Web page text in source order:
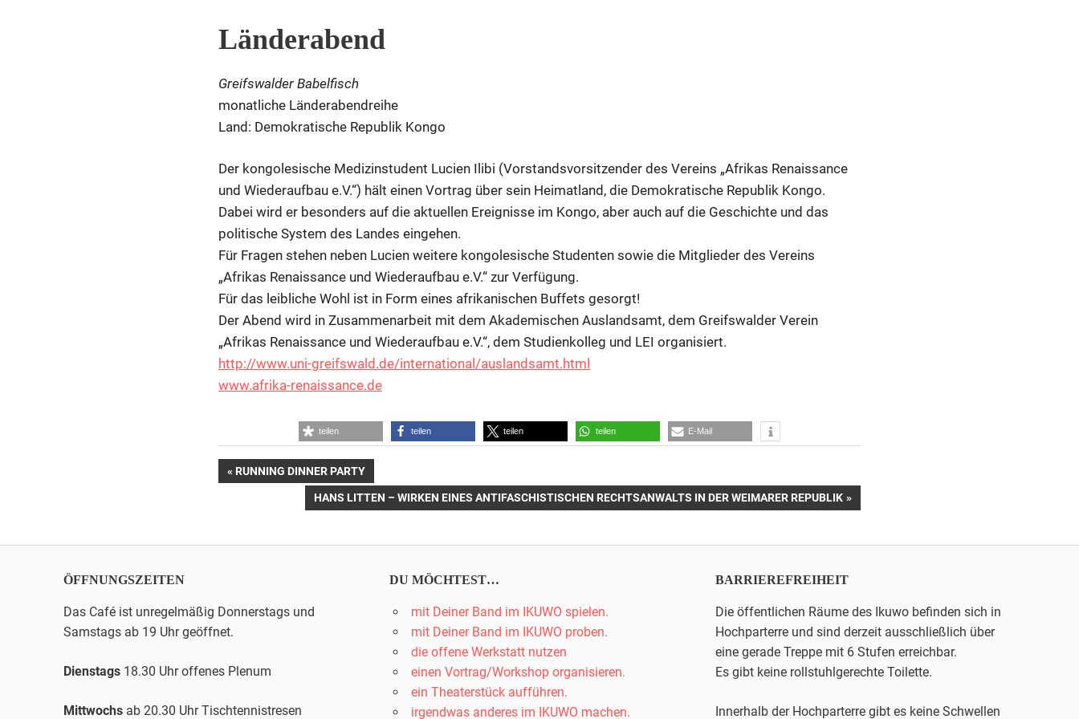
Allgemein
Länderabend
Greifswalder Babelfisch
monatliche Länderabendreihe
Land: Demokratische Republik Kongo
Der kongolesische Medizinstudent Lucien Ilibi (Vorstandsvorsitzender des Vereins „Afrikas Renaissance
und Wiederaufbau e.V.“) hält einen Vortrag über sein Heimatland, die Demokratische Republik Kongo.
Dabei wird er besonders auf die aktuellen Ereignisse im Kongo, aber auch auf die Geschichte und das
politische System des Landes eingehen.
Für Fragen stehen neben Lucien weitere kongolesische Studenten sowie die Mitglieder des Vereins
„Afrikas Renaissance und Wiederaufbau e.V.“ zur Verfügung.
Für das leibliche Wohl ist in Form eines afrikanischen Buffets gesorgt!
Der Abend wird in Zusammenarbeit mit dem Akademischen Auslandsamt, dem Greifswalder Verein
„Afrikas Renaissance und Wiederaufbau e.V.“, dem Studienkolleg und LEI organisiert.
http://www.uni-greifswald.de/international/auslandsamt.html
www.afrika-renaissance.de
teilen teilen teilen teilen E-Mail
Beitrags-
Navigation
VORHERIGER
RUNNING DINNER PARTY
NÄCHSTER
BEITRAG:
HANS LITTEN – WIRKEN EINES ANTIFASCHISTISCHEN RECHTSANWALTS IN DER WEIMARER REPUBLIK
ÖFFNUNGSZEITEN
Das Café ist unregelmäßig Donnerstags und
Samstags ab 19 Uhr geöffnet.
Dienstags 18.30 Uhr offenes Plenum
Mittwochs ab 20.30 UhrTischtennistresen
DU MÖCHTEST…
mit Deiner Band im IKUWO spielen.
mit Deiner Band im IKUWO proben.
die offene Werkstatt nutzen
einen Vortrag/Workshop organisieren.
ein Theaterstück aufführen.
irgendwas anderes im IKUWO machen.
BARRIEREFREIHEIT
Die öffentlichen Räume des Ikuwo befinden sich in
Hochparterre und sind derzeit ausschließlich über
eine gerade Treppe mit 6 Stufen erreichbar.
Es gibt keine rollstuhlgerechte Toilette.
Innerhalb der Hochparterre gibt es keine Schwellen